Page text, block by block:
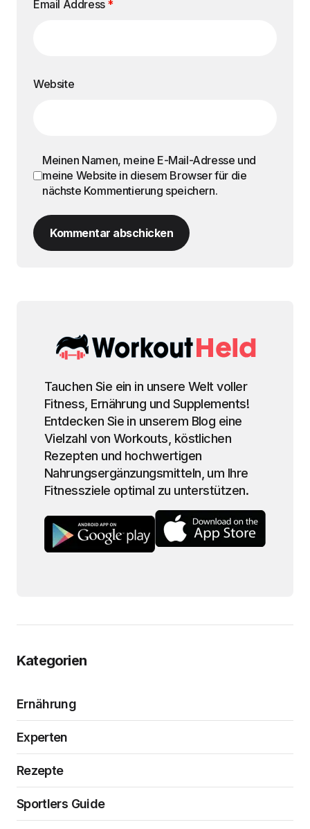
Email Address *
Website
Meinen Namen, meine E-Mail-Adresse und
meine Website in diesem Browser für die
nächste Kommentierung speichern.
Kommentar abschicken
Tauchen Sie ein in unsere Welt voller
Fitness, Ernährung und Supplements!
Entdecken Sie in unserem Blog eine
Vielzahl von Workouts, köstlichen
Rezepten und hochwertigen
Nahrungsergänzungsmitteln, um Ihre
Fitnessziele optimal zu unterstützen.
Kategorien
Ernährung
Experten
Rezepte
Sportlers Guide